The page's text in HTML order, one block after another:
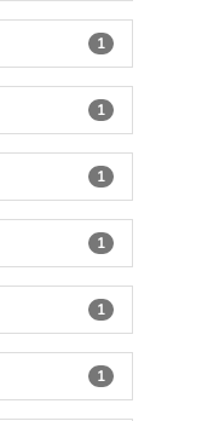
1
1
1
1
1
1